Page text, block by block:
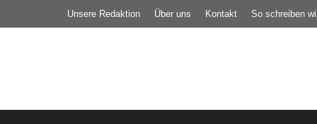
Unsere Redaktion Über uns Kontakt So schreiben